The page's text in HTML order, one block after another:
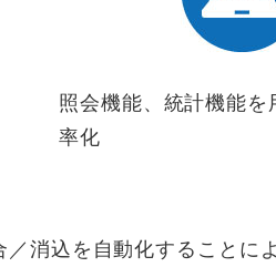
照会機能、統計機能を
率化
消込を自動化することに